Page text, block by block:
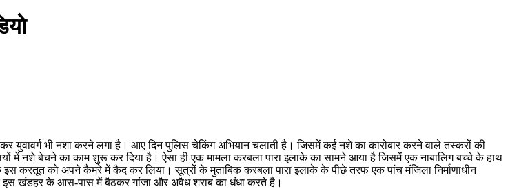
भी नशा करने लगा है। आए दिन पुलिस चेकिंग अभियान चलाती है। जिसमें कई नशे का कारोबार करने वाले तस्करों की
में नशे बेचने का काम शुरू कर दिया है। ऐसा ही एक मामला करबला पारा इलाके का सामने आया है जिसमें एक नाबालिग बच्चे के हाथ
करतूत को अपने कैमरे में कैद कर लिया। सूत्रों के मुताबिक करबला पारा इलाके के पीछे तरफ एक पांच मंजिला निर्माणाधीन
के इस खंडहर के आस-पास में बैठकर गांजा और अवैध शराब का धंधा करते है।